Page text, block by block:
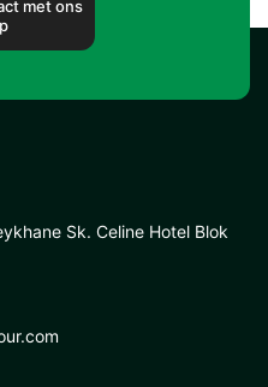
met ons
Sk. Celine Hotel Blok